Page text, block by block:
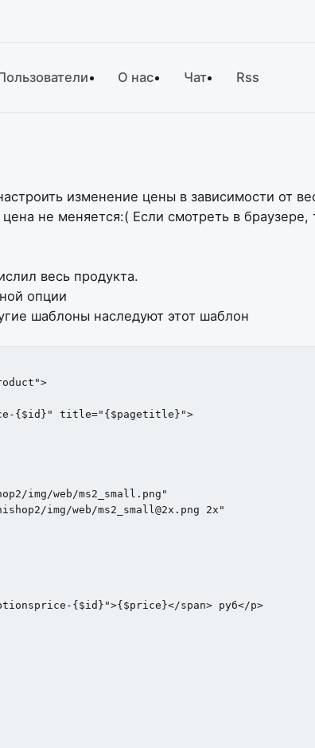
О нас Чат Rss
изменение цены в зависимости от
не меняется:( Если смотреть в браузере,
весь продукта.
опции
шаблоны наследуют этот шаблон
{$id}" title="{$pagetitle}">
img/web/ms2_small.png"
img/web/ms2_small@2x.png 2x"
{$id}">{$price}</span> руб</p>